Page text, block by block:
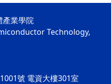
產業學院
Technology,
號 電資大樓301室